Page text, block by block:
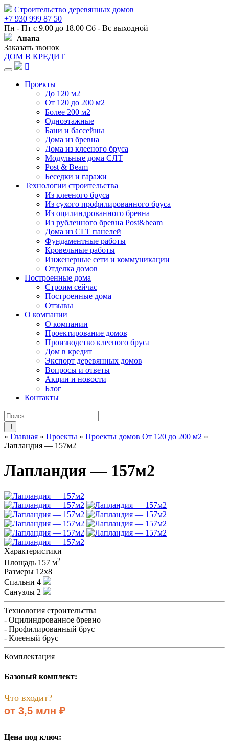
Строительство деревянных домов
+7 930 999 87 50
Пн - Пт с 9.00 до 18.00 Сб - Вс выходной
Анапа
Заказать звонок
ДОМ В КРЕДИТ
Навигация
Проекты
До 120 м2
От 120 до 200 м2
Более 200 м2
Одноэтажные
Бани и бассейны
Дома из бревна
Дома из клееного бруса
Модульные дома СЛТ
Post & Beam
Беседки и гаражи
Технологии строительства
Из клееного бруса
Из сухого профилированного бруса
Из оцилиндрованного бревна
Из рубленного бревна Post&beam
Дома из CLT панелей
Фундаментные работы
Кровельные работы
Инженерные сети и коммуникации
Отделка домов
Построенные дома
Строим сейчас
Построенные дома
Отзывы
О компании
О компании
Проектирование домов
Производство клееного бруса
Дом в кредит
Экспорт деревянных домов
Вопросы и ответы
Акции и новости
Блог
Контакты
» Главная » Проекты » Проекты домов От 120 до 200 м2 »
Лапландия — 157м2
Лапландия — 157м2
Характеристики
Площадь 157 м2
Размеры 12х8
Спальни 4
Санузлы 2
Технология строительства
- Оцилиндрованное бревно
- Профилированный брус
- Клееный брус
Комплектация
Базовый комплект:
Что входит?
от 3,5 млн ₽
Цена под ключ: